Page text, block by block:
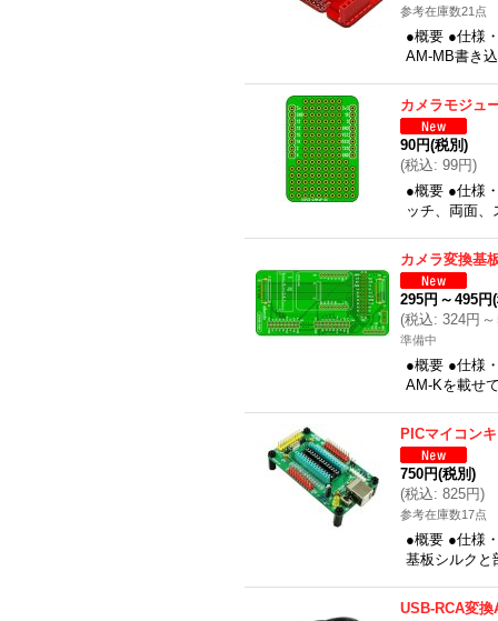
参考在庫数21点
●概要 ●仕様
AM-MB書き
カメラモジュ
90円(税別)
(税込: 99円)
●概要 ●仕様
ッチ、両面
カメラ変換基
295円 ～ 495円
(税込: 324円 ～
準備中
●概要 ●仕様
AM-Kを載せ
PICマイコン
750円(税別)
(税込: 825円)
参考在庫数17点
●概要 ●仕様
基板シルクと
USB-RCA変換